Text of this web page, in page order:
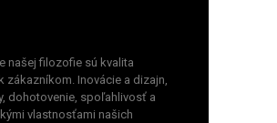
našej filozofie sú kvalita
zákazníkom. Inovácie a dizajn,
dohotovenie, spoľahlivosť a
vlastnosťami našich